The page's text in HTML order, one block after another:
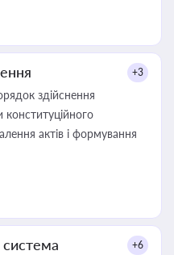
+3
здійснення
актів і формування
+6